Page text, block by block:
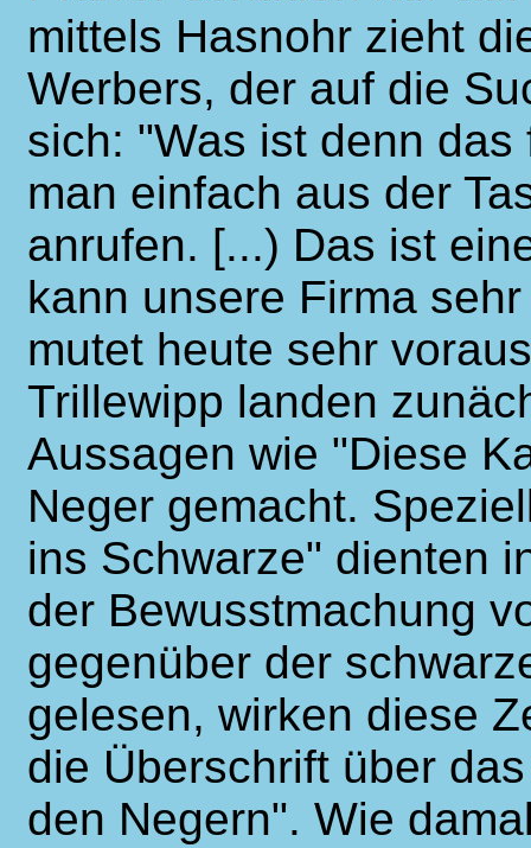
mittels Hasnohr zieht
Werbers, der auf die
sich: "Was ist denn
man einfach aus der
anrufen. [...) Das ist
kann unsere Firma
mutet heute sehr
Trillewipp landen
Aussagen wie "Diese
Neger gemacht.
ins Schwarze" dienten
der Bewusstmachung
gegenüber der
gelesen, wirken diese
die Überschrift über
den Negern". Wie